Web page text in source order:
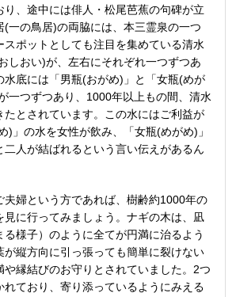
り、途中には俳人・松尾芭蕉の句碑が立
(一の鳥居)の両脇には、本三霊泉の一つ
スポットとしても注目を集めている清水
しおい)が、左右にそれぞれ一つずつあ
水底には「男瓶(おがめ)」と「女瓶(めが
一つずつあり、1000年以上もの間、清水
たとされています。この水にはご利益が
)」の水を女性が飲み、「女瓶(めがめ)」
二人が結ばれるという言い伝えがあるん
夫婦という方であれば、樹齢約1000年の
見に行ってみましょう。ナギの木は、凪
る様子）のように全てが円満に治るよう
が縦方向に引っ張っても簡単に裂けない
や縁結びのお守りとされていました。2つ
れており、寄り添っているようにみえる